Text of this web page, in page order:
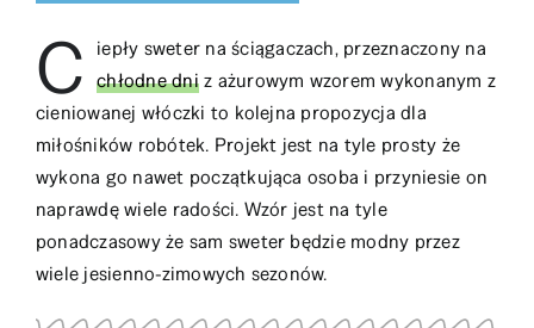
C
iepły sweter na ściągaczach, przeznaczony na
chłodne dniz ażurowym wzorem wykonanym z
cieniowanej włóczki to kolejna propozycja dla
miłośników robótek. Projekt jest na tyle prosty że
wykona go nawet początkująca osoba i przyniesie on
naprawdę wiele radości. Wzór jest na tyle
ponadczasowy że sam sweter będzie modny przez
wiele jesienno-zimowych sezonów.